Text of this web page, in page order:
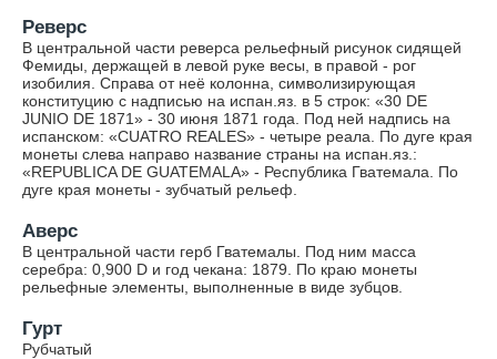
Реверс
В центральной части реверса рельефный рисунок сидящей
Фемиды, держащей в левой руке весы, в правой - рог
изобилия. Справа от неё колонна, символизирующая
конституцию с надписью на испан.яз. в 5 строк: «30 DE
JUNIO DE 1871» - 30 июня 1871 года. Под ней надпись на
испанском: «CUATRO REALES» - четыре реала. По дуге края
монеты слева направо название страны на испан.яз.:
«REPUBLICA DE GUATEMALA» - Республика Гватемала. По
дуге края монеты - зубчатый рельеф.
Аверс
В центральной части герб Гватемалы. Под ним масса
серебра: 0,900 D и год чекана: 1879. По краю монеты
рельефные элементы, выполненные в виде зубцов.
Гурт
Рубчатый